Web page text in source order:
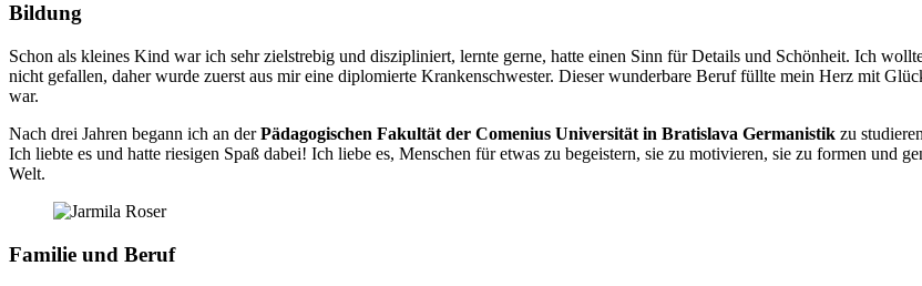
Bildung
Schon als kleines Kind war ich sehr zielstrebig und diszipliniert, lernte gerne, hatte einen Sinn für Details und Schönheit. Ich
nicht gefallen, daher wurde zuerst aus mir eine diplomierte Krankenschwester. Dieser wunderbare Beruf füllte mein Herz mit
war.
Nach drei Jahren begann ich an derPädagogischen Fakultät der Comenius Universität in Bratislava Germanistik zu
Ich liebte es und hatte riesigen Spaß dabei! Ich liebe es, Menschen für etwas zu begeistern, sie zu motivieren, sie zu formen und
Welt.
Familie und Beruf